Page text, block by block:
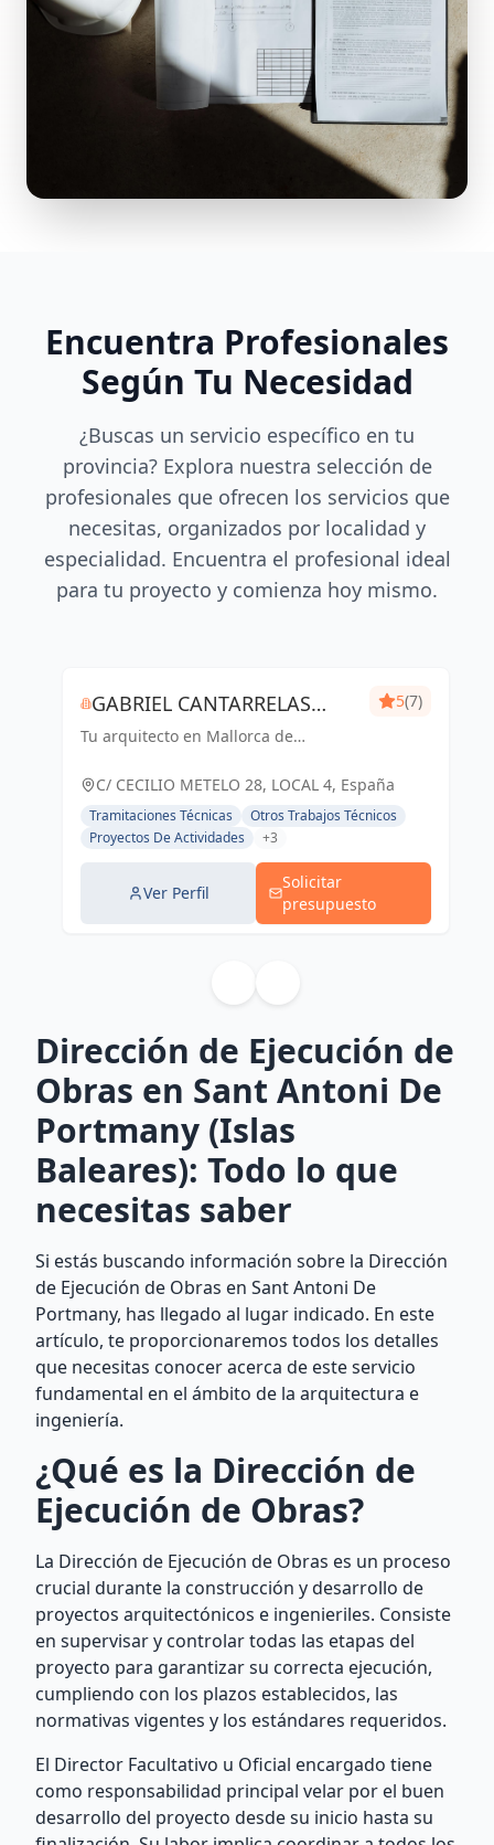
Encuentra Profesionales
Según Tu Necesidad
¿Buscas un servicio específico en tu
provincia? Explora nuestra selección de
profesionales que ofrecen los servicios que
necesitas, organizados por localidad y
especialidad. Encuentra el profesional ideal
para tu proyecto y comienza hoy mismo.
GABRIEL CANTARRELAS
REIG ARQUITECTURA
Tu arquitecto en Mallorca de
5(7)
C/ CECILIO METELO 28, LOCAL 4, España
Tramitaciones Técnicas
Otros Trabajos Técnicos
Proyectos De Actividades
+3
Ver Perfil
Solicitar
presupuesto
Dirección de Ejecución de
Obras en Sant Antoni De
Portmany (Islas
Baleares): Todo lo que
necesitas saber
Si estás buscando información sobre la Dirección
de Ejecución de Obras en Sant Antoni De
Portmany, has llegado al lugar indicado. En este
artículo, te proporcionaremos todos los detalles
que necesitas conocer acerca de este servicio
fundamental en el ámbito de la arquitectura e
ingeniería.
¿Qué es la Dirección de
Ejecución de Obras?
La Dirección de Ejecución de Obras es un proceso
crucial durante la construcción y desarrollo de
proyectos arquitectónicos e ingenieriles. Consiste
en supervisar y controlar todas las etapas del
proyecto para garantizar su correcta ejecución,
cumpliendo con los plazos establecidos, las
normativas vigentes y los estándares requeridos.
El Director Facultativo u Oficial encargado tiene
como responsabilidad principal velar por el buen
desarrollo del proyecto desde su inicio hasta su